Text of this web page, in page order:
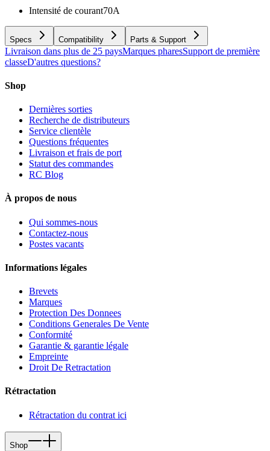
Intensité de courant70A
Specs Compatibility Parts & Support
Livraison dans plus de 25 paysMarques pharesSupport de première
classeD'autres questions?
Shop
Dernières sorties
Recherche de distributeurs
Service clientèle
Questions fréquentes
Livraison et frais de port
Statut des commandes
RC Blog
À propos de nous
Qui sommes-nous
Contactez-nous
Postes vacants
Informations légales
Brevets
Marques
Protection Des Donnees
Conditions Generales De Vente
Conformité
Garantie & garantie légale
Empreinte
Droit De Retractation
Rétractation
Rétractation du contrat ici
Shop